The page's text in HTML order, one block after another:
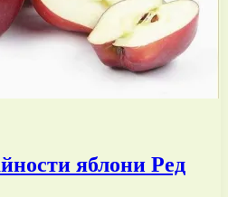
яблони Ред